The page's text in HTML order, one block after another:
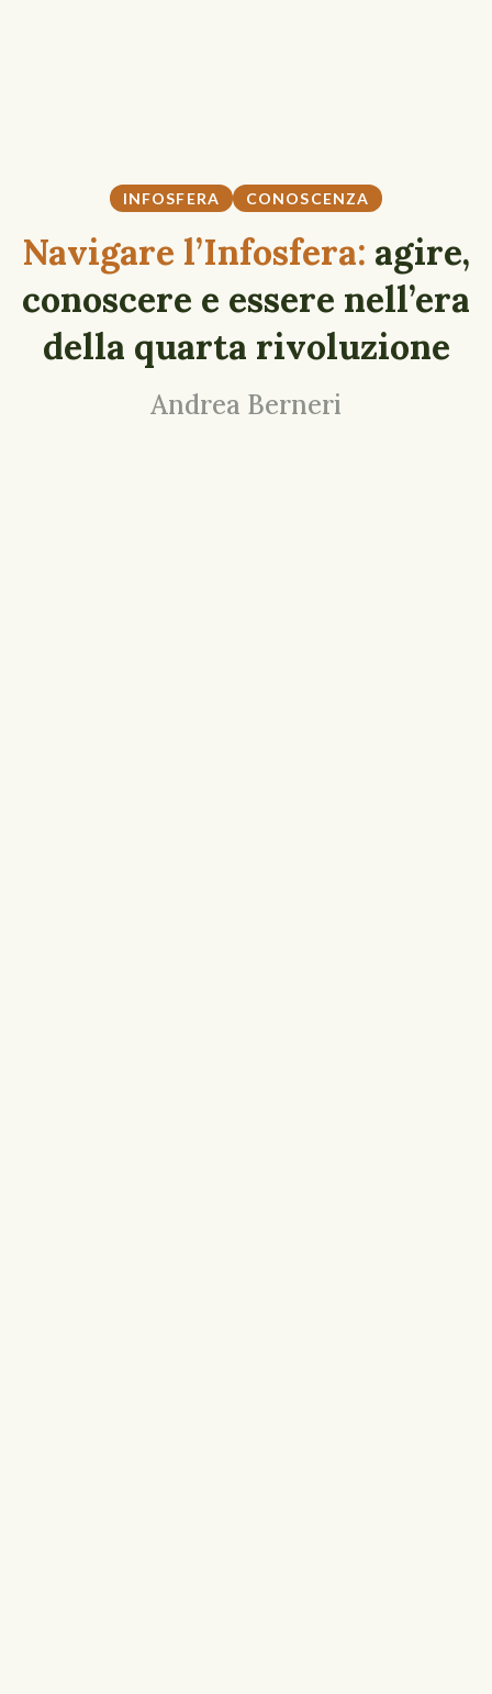
INFOSFERA CONOSCENZA
Navigare l’Infosfera: agire,
conoscere e essere nell’era
della quarta rivoluzione
Andrea Berneri